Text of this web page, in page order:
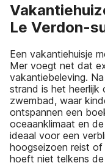
Le Verdon-
Een vakantiehuisje
Mer voegt net dat
vakantiebeleving.
strand is het heerlijk
zwembad, waar
ontspannen een
oceaan­klimaat en
ideaal voor een
hoogseizoen reist
hoeft niet telkens